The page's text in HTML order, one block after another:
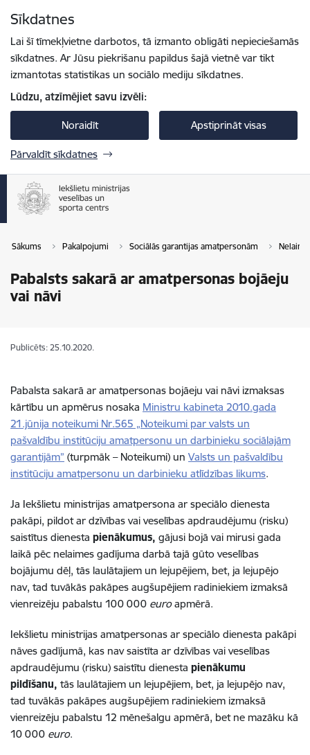
Sīkdatnes
Lai šī tīmekļvietne darbotos, tā izmanto obligāti nepieciešamās
sīkdatnes. Ar Jūsu piekrišanu papildus šajā vietnē var tikt
izmantotas statistikas un sociālo mediju sīkdatnes.
Lūdzu, atzīmējiet savu izvēli:
Noraidīt Apstiprināt visas
Pārvaldīt sīkdatnes
Sākums Pakalpojumi Sociālās garantijas amatpersonām
Pabalsts sakarā ar amatpersonas bojāeju
vai nāvi
Publicēts: 25.10.2020.
Pabalsta sakarā ar amatpersonas bojāeju vai nāvi izmaksas
kārtību un apmērus nosaka Ministru kabineta 2010.gada
21.jūnija noteikumi Nr.565 „Noteikumi par valsts un
pašvaldību institūciju amatpersonu un darbinieku sociālajām
garantijām” (turpmāk – Noteikumi) un Valsts un pašvaldību
institūciju amatpersonu un darbinieku atlīdzības likums.
Ja Iekšlietu ministrijas amatpersona ar speciālo dienesta
pakāpi, pildot ar dzīvības vai veselības apdraudējumu (risku)
saistītus dienesta pienākumus, gājusi bojā vai mirusi gada
laikā pēc nelaimes gadījuma darbā tajā gūto veselības
bojājumu dēļ, tās laulātajiem un lejupējiem, bet, ja lejupējo
nav, tad tuvākās pakāpes augšupējiem radiniekiem izmaksā
vienreizēju pabalstu 100 000 euroapmērā.
Iekšlietu ministrijas amatpersonas ar speciālo dienesta pakāpi
nāves gadījumā, kas nav saistīta ar dzīvības vai veselības
apdraudējumu (risku) saistītu dienesta pienākumu
pildīšanu, tās laulātajiem un lejupējiem, bet, ja lejupējo nav,
tad tuvākās pakāpes augšupējiem radiniekiem izmaksā
vienreizēju pabalstu 12 mēnešalgu apmērā, bet ne mazāku kā
10 000 euro.